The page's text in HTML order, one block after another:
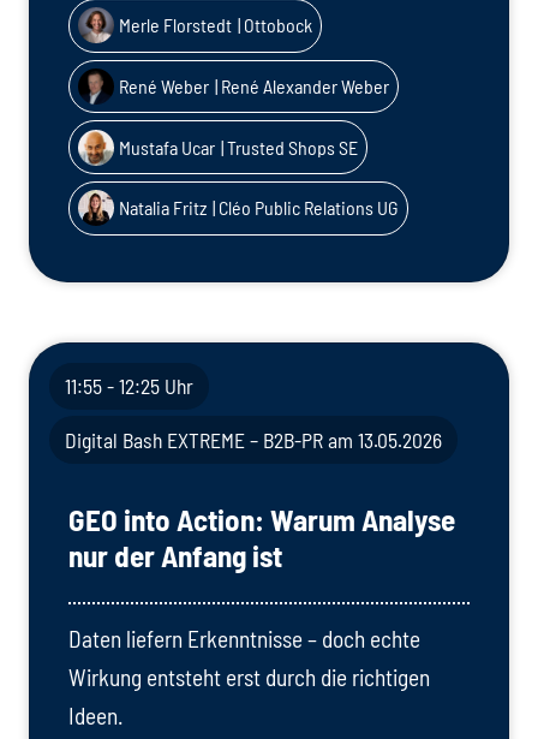
Merle Florstedt | Ottobock
René Weber | René Alexander Weber
Mustafa Ucar | Trusted Shops SE
Natalia Fritz | Cléo Public Relations UG
11:55 - 12:25 Uhr
Digital Bash EXTREME – B2B-PR am 13.05.2026
GEO into Action: Warum Analyse
nur der Anfang ist
Daten liefern Erkenntnisse – doch echte
Wirkung entsteht erst durch die richtigen
Ideen.